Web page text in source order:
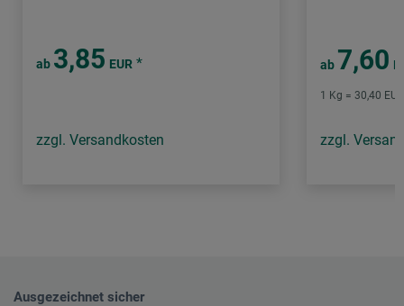
ab 3,85 EUR *
zzgl. Versandkosten
ab 7,60
1 Kg = 30,40
zzgl.
Ausgezeichnet sicher